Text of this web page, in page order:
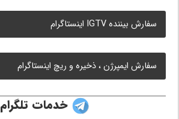
سفارش بیننده IGTV اینستاگرام
سفارش ایمپرژن ، ذخیره و ریچ اینستاگرام
خدمات تلگرام